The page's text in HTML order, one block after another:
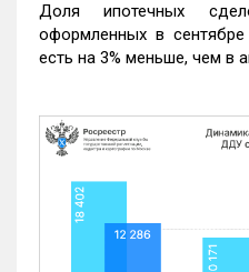
Доля ипотечных
оформленных в
есть на 3% меньше, чем в